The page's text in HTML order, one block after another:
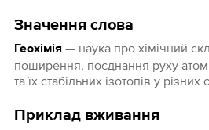
Значення слова
Геохімія— наука про хімічний
поширення, поєднання руху
та їх стабільних ізотопів у
Приклад вживання